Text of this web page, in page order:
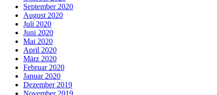
September 2020
August 2020
Juli 2020
Juni 2020
Mai 2020
April 2020
März 2020
Februar 2020
Januar 2020
Dezember 2019